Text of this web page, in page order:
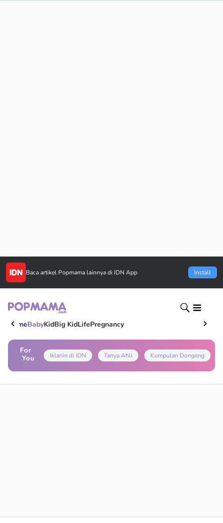
Baca artikel Popmama lainnya di IDN App Install
HomeBabyKidBig KidLifePregnancy
For
You
Iklanin di IDN Tanya Ahli Kumpulan Dongeng